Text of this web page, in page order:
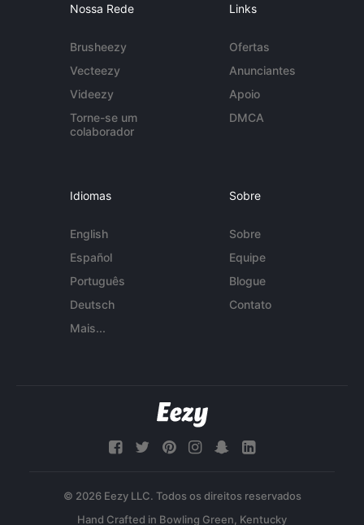
Nossa Rede
Brusheezy
Vecteezy
Videezy
Torne-se um
colaborador
Links
Ofertas
Anunciantes
Apoio
DMCA
Idiomas
English
Español
Português
Deutsch
Mais...
Sobre
Sobre
Equipe
Blogue
Contato
© 2026 Eezy LLC. Todos os direitos reservados